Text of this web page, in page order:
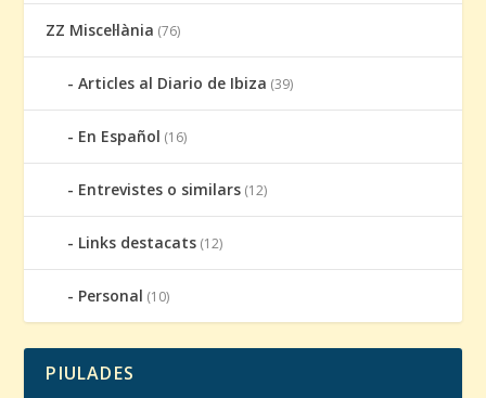
ZZ Miscel·lània (76)
Articles al Diario de Ibiza (39)
En Español (16)
Entrevistes o similars (12)
Links destacats (12)
Personal (10)
PIULADES